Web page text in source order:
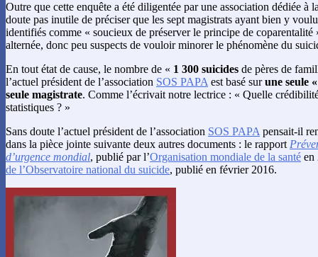
Outre que cette enquête a été diligentée par une association dédiée à
doute pas inutile de préciser que les sept magistrats ayant bien y
identifiés comme « soucieux de préserver le principe de coparentalité
alternée, donc peu suspects de vouloir minorer le phénomène du
En tout état de cause, le nombre de « 1 300 suicides de pères de
l’actuel président de l’association SOS PAPA est basé surune seule
seule magistrate. Comme l’écrivait notre lectrice : « Quelle
statistiques ? »
Sans doute l’actuel président de l’association SOS PAPA pensait-il
dans la pièce jointe suivante deux autres documents : le rapport
d’urgence mondial, publié par l’Organisation mondiale de la santé en
de l’Observatoire national du suicide, publié en février 2016.